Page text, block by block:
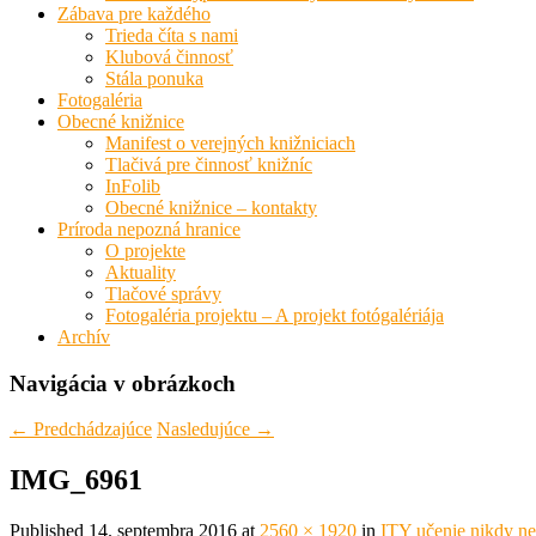
Zábava pre každého
Trieda číta s nami
Klubová činnosť
Stála ponuka
Fotogaléria
Obecné knižnice
Manifest o verejných knižniciach
Tlačivá pre činnosť knižníc
InFolib
Obecné knižnice – kontakty
Príroda nepozná hranice
O projekte
Aktuality
Tlačové správy
Fotogaléria projektu – A projekt fotógalériája
Archív
Navigácia v obrázkoch
← Predchádzajúce Nasledujúce →
IMG_6961
Published 14. septembra 2016 at 2560 × 1920 in ITY učenie nikdy